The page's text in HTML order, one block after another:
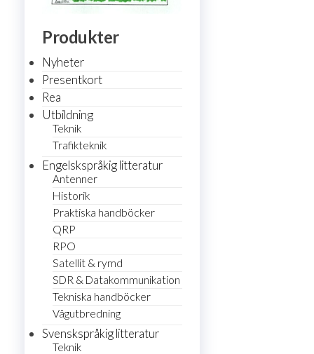
Produkter
Nyheter
Presentkort
Rea
Utbildning
Teknik
Trafikteknik
Engelskspråkig litteratur
Antenner
Historik
Praktiska handböcker
QRP
RPO
Satellit & rymd
SDR & Datakommunikation
Tekniska handböcker
Vågutbredning
Svenskspråkig litteratur
Teknik